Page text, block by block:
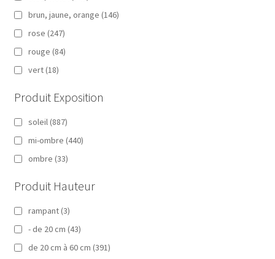
brun, jaune, orange (146)
rose (247)
rouge (84)
vert (18)
Produit Exposition
soleil (887)
mi-ombre (440)
ombre (33)
Produit Hauteur
rampant (3)
- de 20 cm (43)
de 20 cm à 60 cm (391)